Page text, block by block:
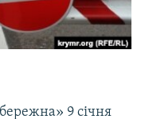
9 січня